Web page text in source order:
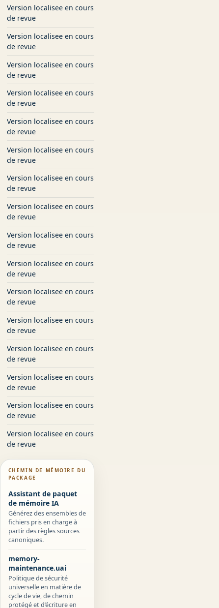
Version localisee en cours
de revue
Version localisee en cours
de revue
Version localisee en cours
de revue
Version localisee en cours
de revue
Version localisee en cours
de revue
Version localisee en cours
de revue
Version localisee en cours
de revue
Version localisee en cours
de revue
Version localisee en cours
de revue
Version localisee en cours
de revue
Version localisee en cours
de revue
Version localisee en cours
de revue
Version localisee en cours
de revue
Version localisee en cours
de revue
Version localisee en cours
de revue
Version localisee en cours
de revue
CHEMIN DE MÉMOIRE DU
PACKAGE
Assistant de paquet
de mémoire IA
Générez des ensembles de
fichiers pris en charge à
partir des règles sources
canoniques.
memory-
maintenance.uai
Politique de sécurité
universelle en matière de
cycle de vie, de chemin
protégé et d’écriture en